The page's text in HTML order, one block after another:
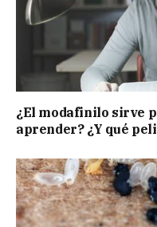
¿El modafinilo sirve
aprender? ¿Y qué